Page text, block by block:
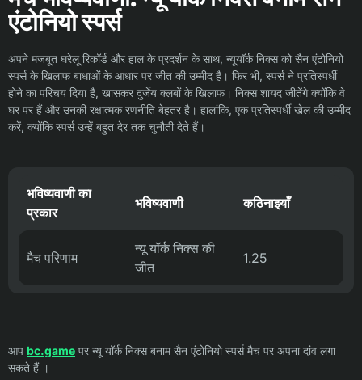
एंटोनियो स्पर्स
अपने मजबूत घरेलू रिकॉर्ड और हाल के प्रदर्शन के साथ, न्यूयॉर्क निक्स को सैन एंटोनियो
स्पर्स के खिलाफ बाधाओं के आधार पर जीत की उम्मीद है। फिर भी, स्पर्स ने प्रतिस्पर्धी
होने का परिचय दिया है, खासकर दुर्जेय क्लबों के खिलाफ। निक्स शायद जीतेंगे क्योंकि वे
घर पर हैं और उनकी रक्षात्मक रणनीति बेहतर है। हालांकि, एक प्रतिस्पर्धी खेल की उम्मीद
करें, क्योंकि स्पर्स उन्हें बहुत देर तक चुनौती देते हैं।
भविष्यवाणी का
प्रकार
भविष्यवाणी कठिनाइयाँ
मैच परिणाम
न्यू यॉर्क निक्स की
जीत
1.25
आप bc.game पर न्यू यॉर्क निक्स बनाम सैन एंटोनियो स्पर्स मैच पर अपना दांव लगा
सकते हैं ।